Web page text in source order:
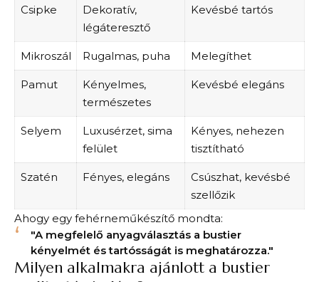
Csipke
Dekoratív,
légáteresztő
Kevésbé tartós
Mikroszál Rugalmas, puha Melegíthet
Pamut
Kényelmes,
természetes
Kevésbé elegáns
Selyem
Luxusérzet, sima
felület
Kényes, nehezen
tisztítható
Szatén Fényes, elegáns
Csúszhat, kevésbé
szellőzik
Ahogy egy fehérneműkészítő mondta:
"A megfelelő anyagválasztás a bustier
kényelmét és tartósságát is meghatározza."
Milyen alkalmakra ajánlott a bustier